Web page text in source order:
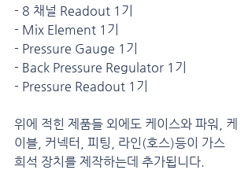
- 8 채널 Readout 1기
- Mix Element 1기
- Pressure Gauge 1기
- Back Pressure Regulator 1기
- Pressure Readout 1기
위에 적힌 제품들 외에도 케이스와 파워, 케
이블, 커넥터, 피팅, 라인(호스)등이 가스
희석 장치를 제작하는데 추가됩니다.